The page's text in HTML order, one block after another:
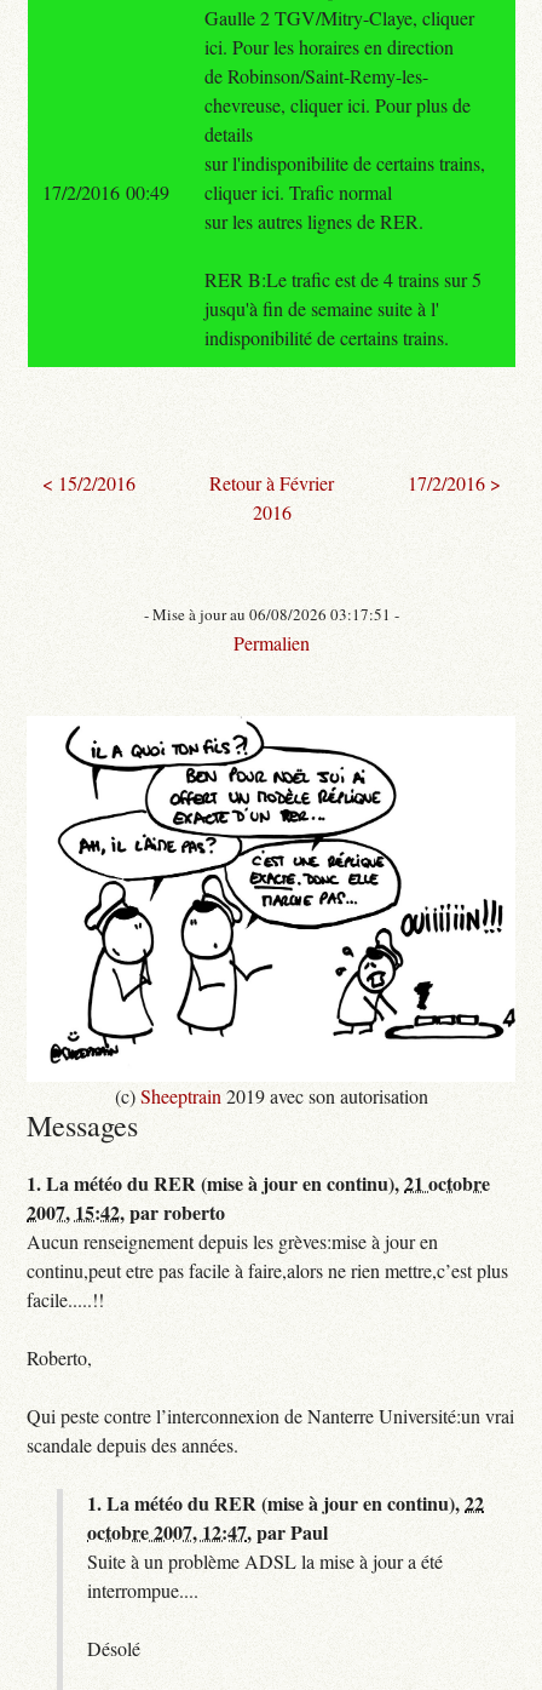
Gaulle 2 TGV/Mitry-Claye, cliquer
ici. Pour les horaires en direction
de Robinson/Saint-Remy-les-
chevreuse, cliquer ici. Pour plus de
details
sur l'indisponibilite de certains trains,
cliquer ici. Trafic normal
sur les autres lignes de RER.
RER B:Le trafic est de 4 trains sur 5
jusqu'à fin de semaine suite à l'
indisponibilité de certains trains.
17/2/2016 00:49
< 15/2/2016
Retour à Février
2016
17/2/2016 >
- Mise à jour au 06/08/2026 03:17:51 -
Permalien
(c)Sheeptrain 2019 avec son autorisation
Messages
1.La météo du RER (mise à jour en continu),21 octobre
2007, 15:42,parroberto
Aucun renseignement depuis les grèves:mise à jour en
continu,peut etre pas facile à faire,alors ne rien mettre,c’est plus
facile.....!!
Roberto,
Qui peste contre l’interconnexion de Nanterre Université:un vrai
scandale depuis des années.
1.La météo du RER (mise à jour en continu),22
octobre 2007, 12:47,parPaul
Suite à un problème ADSL la mise à jour a été
interrompue....
Désolé